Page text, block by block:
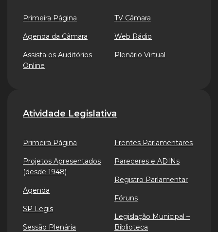
Primeira Página
Agenda da Câmara
Assista os Auditórios
Online
TV Câmara
Web Rádio
Plenário Virtual
Atividade Legislativa
Primeira Página
Projetos Apresentados
(desde 1948)
Agenda
SP Legis
Sessão Plenária
Frentes Parlamentares
Pareceres e ADINs
Registro Parlamentar
Fóruns
Legislação Municipal –
Biblioteca